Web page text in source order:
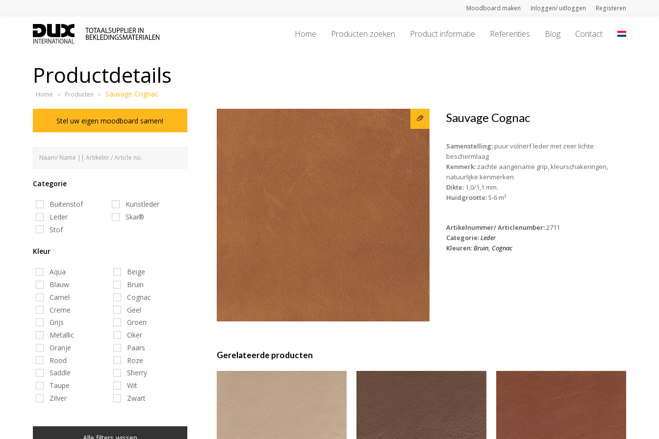
Moodboard maken Inloggen/ uitloggen Registeren
Home Producten zoeken Product informatie Referenties Blog Contact
Productdetails
Home » Producten » Sauvage Cognac
Stel uw eigen moodboard samen!
Categorie
Buitenstof
Kunstleder
Leder
Skai®
Stof
Kleur
Aqua
Beige
Blauw
Bruin
Camel
Cognac
Creme
Geel
Grijs
Groen
Metallic
Oker
Oranje
Paars
Rood
Roze
Saddle
Sherry
Taupe
Wit
Zilver
Zwart
Sauvage Cognac
Samenstelling:puur volnerf leder met zeer lichte
beschermlaag
Kenmerk:zachte aangename grip, kleurschakeringen,
natuurlijke kenmerken
Dikte:1,0/1,1 mm.
Huidgrootte:5-6 m²
Artikelnummer/ Articlenumber:2711
Categorie:Leder
Kleuren:Bruin, Cognac
Gerelateerde producten